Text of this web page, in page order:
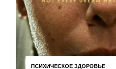
ПСИХИЧЕСКОЕ ЗДОРОВЬЕ